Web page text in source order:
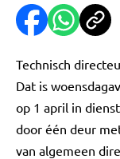
Technisch
Dat is
op 1 april in
door één deur
van algemeen